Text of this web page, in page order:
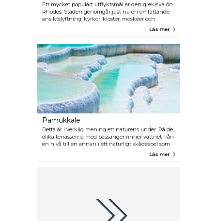
Ett mycket populärt utflyktsmål är den grekiska ön
Rhodos. Staden genomgår just nu en omfattande
ansiktslyftning; kyrkor, kloster, moskéer och
medeltida byggnader återställs i sin forna glans.
kullerstensgränder, är en av Europas mest
autentiska medeltidsmiljöer. Det finns dagliga
båtförbindelser hit och restiden är cirka 1 timme.
Läs mer
Pamukkale
Detta är i verklig mening ett naturens under. På de
olika terrasserna med bassänger rinner vattnet från
en nivå till en annan i ett naturligt skådespel som
skapats av vita kalkavlagringar. Namnet betyder
Läs mer